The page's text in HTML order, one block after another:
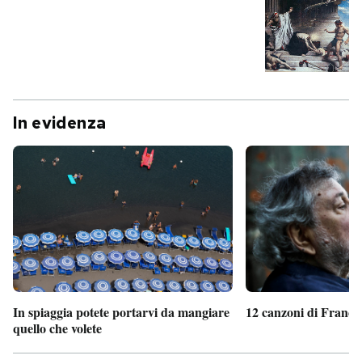
In evidenza
In spiaggia potete portarvi da mangiare
quello che volete
12 canzoni di